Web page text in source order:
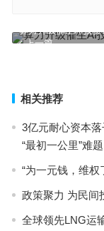
上一篇
算力升级催生AI投
相关推荐
3亿元耐心资本
“最初一公里”难题
“为一元钱，维
政策聚力 为民间
全球领先LNG运